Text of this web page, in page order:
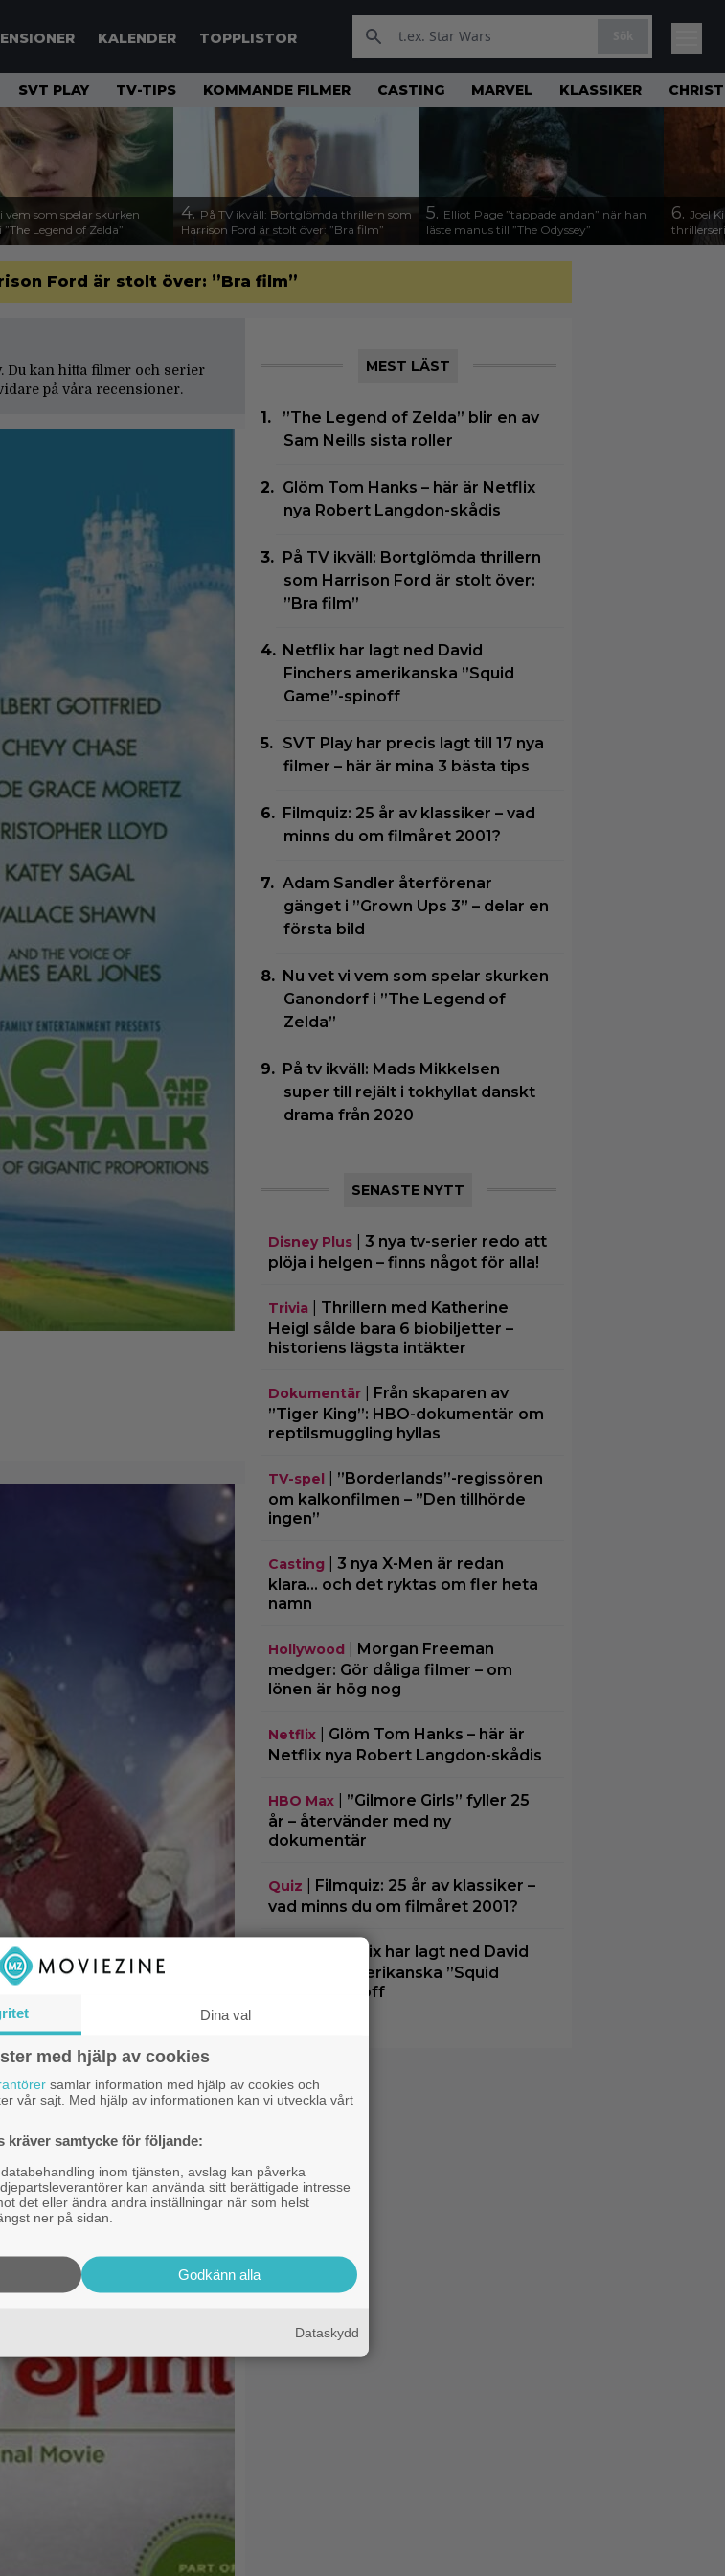
KALENDER TOPPLISTOR
SVT PLAY TV-TIPS KOMMANDE FILMER CASTING MARVEL KLASSIKER
vem som spelar skurken
Legend of Zelda”
4. På TV ikväll: Bortglömda thrillern som
Harrison Ford är stolt över: ”Bra film”
5. Elliot Page ”tappade andan” när han
läste manus till ”The Odyssey”
6. Joel
Ford är stolt över: ”Bra film”
Du kan hitta filmer och serier
på våra recensioner.
MEST LÄST
”The Legend of Zelda” blir en av
Sam Neills sista roller
Glöm Tom Hanks – här är Netflix
nya Robert Langdon-skådis
På TV ikväll: Bortglömda thrillern
som Harrison Ford är stolt över:
”Bra film”
Netflix har lagt ned David
Finchers amerikanska ”Squid
Game”-spinoff
SVT Play har precis lagt till 17 nya
filmer – här är mina 3 bästa tips
Filmquiz: 25 år av klassiker – vad
minns du om filmåret 2001?
Adam Sandler återförenar
gänget i ”Grown Ups 3” – delar en
första bild
Nu vet vi vem som spelar skurken
Ganondorf i ”The Legend of
Zelda”
På tv ikväll: Mads Mikkelsen
super till rejält i tokhyllat danskt
drama från 2020
SENASTE NYTT
Disney Plus| 3 nya tv-serier redo att
plöja i helgen – finns något för alla!
Trivia
Thrillern med Katherine
Heigl sålde bara 6 biobiljetter –
historiens lägsta intäkter
Dokumentär| Från skaparen av
”Tiger King”: HBO-dokumentär om
reptilsmuggling hyllas
TV-spel
”Borderlands”-regissören
om kalkonfilmen – ”Den tillhörde
ingen”
Casting
3 nya X-Men är redan
klara… och det ryktas om fler heta
namn
Hollywood
Morgan Freeman
medger: Gör dåliga filmer – om
lönen är hög nog
Netflix| Glöm Tom Hanks – här är
Netflix nya Robert Langdon-skådis
HBO Max| ”Gilmore Girls” fyller 25
år – återvänder med ny
dokumentär
Quiz
Filmquiz: 25 år av klassiker –
vad minns du om filmåret 2001?
Netflix har lagt ned David
Finchers amerikanska ”Squid
Game”-spinoff
Dina val
med hjälp av cookies
samlar information med hjälp av cookies och
vår sajt. Med hjälp av informationen kan vi utveckla vårt
kräver samtycke för följande:
inom tjänsten, avslag kan påverka
kan använda sitt berättigade intresse
det eller ändra andra inställningar när som helst
ner på sidan.
Godkänn alla
Dataskydd